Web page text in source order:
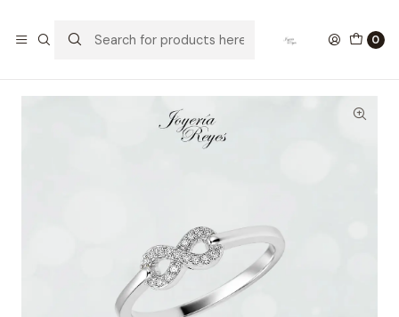
0
Anillo de plata rodinada fabricación Italiana - ley 925 -
modelo SL32485A1